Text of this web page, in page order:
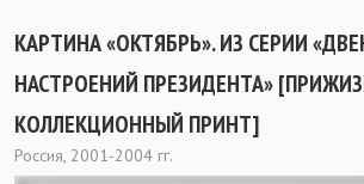
КАРТИНА «ОКТЯБРЬ». ИЗ СЕРИИ
НАСТРОЕНИЙ ПРЕЗИДЕНТА»
КОЛЛЕКЦИОННЫЙ ПРИНТ]
Россия, 2001-2004 гг.